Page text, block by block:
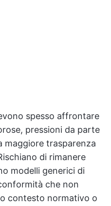
spesso affrontare
pressioni da parte
maggiore trasparenza
di rimanere
modelli generici di
che non
contesto normativo o